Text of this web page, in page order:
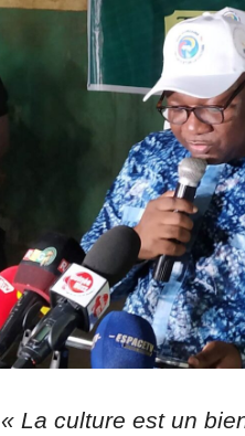
« La culture est un